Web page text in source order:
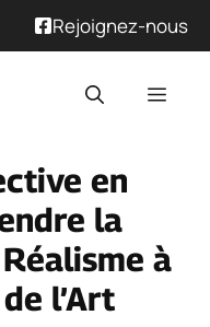
Rejoignez-nous
en
la
à
l’Art